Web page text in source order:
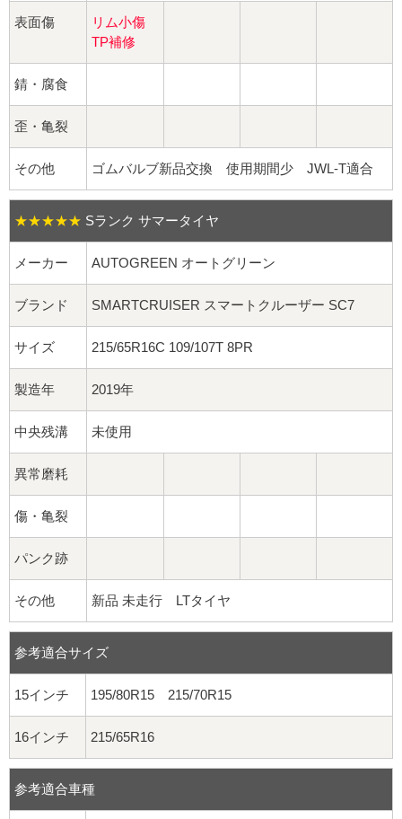
球面座ナット
ロング球面ナット
ショート球面ナット
貫通ナット
袋ナット
ロング袋ナット
ショート袋ナット
スチール鉄ホイール
持ち込み交換工賃
表面傷
リム小傷
TP補修
錆・腐食
歪・亀裂
その他 ゴムバルブ新品交換 使用期間少 JWL-T適合
★★★★★ Sランク サマータイヤ
メーカー AUTOGREEN オートグリーン
ブランド SMARTCRUISER スマートクルーザー SC7
サイズ 215/65R16C 109/107T 8PR
製造年 2019年
中央残溝 未使用
異常磨耗
傷・亀裂
パンク跡
その他 新品 未走行 LTタイヤ
参考適合サイズ
15インチ 195/80R15 215/70R15
16インチ 215/65R16
参考適合車種